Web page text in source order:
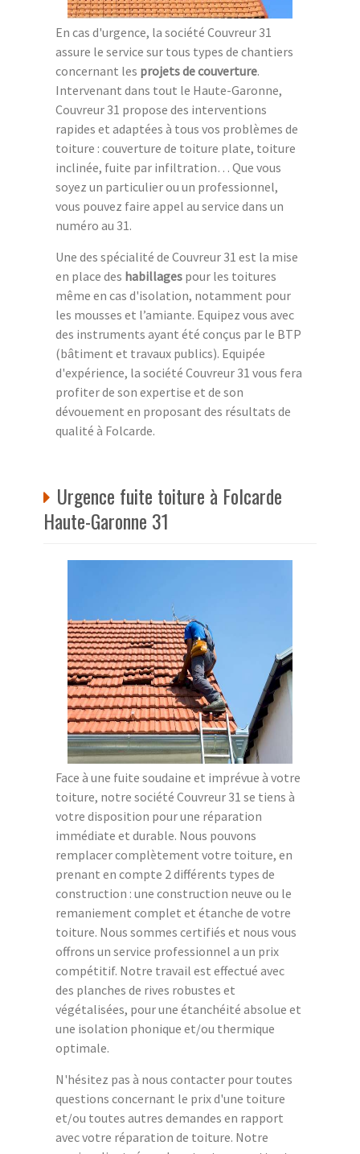
En cas d'urgence, la société Couvreur 31
assure le service sur tous types de chantiers
concernant les projets de couverture.
Intervenant dans tout le Haute-Garonne,
Couvreur 31 propose des interventions
rapides et adaptées à tous vos problèmes de
toiture : couverture de toiture plate, toiture
inclinée, fuite par infiltration… Que vous
soyez un particulier ou un professionnel,
vous pouvez faire appel au service dans un
numéro au 31.
Une des spécialité de Couvreur 31 est la mise
en place des habillages pour les toitures
même en cas d'isolation, notamment pour
les mousses et l’amiante. Equipez vous avec
des instruments ayant été conçus par le BTP
(bâtiment et travaux publics). Equipée
d'expérience, la société Couvreur 31 vous fera
profiter de son expertise et de son
dévouement en proposant des résultats de
qualité à Folcarde.
Urgence fuite toiture à Folcarde
Haute-Garonne 31
Face à une fuite soudaine et imprévue à votre
toiture, notre société Couvreur 31 se tiens à
votre disposition pour une réparation
immédiate et durable. Nous pouvons
remplacer complètement votre toiture, en
prenant en compte 2 différents types de
construction : une construction neuve ou le
remaniement complet et étanche de votre
toiture. Nous sommes certifiés et nous vous
offrons un service professionnel a un prix
compétitif. Notre travail est effectué avec
des planches de rives robustes et
végétalisées, pour une étanchéité absolue et
une isolation phonique et/ou thermique
optimale.
N'hésitez pas à nous contacter pour toutes
questions concernant le prix d'une toiture
et/ou toutes autres demandes en rapport
avec votre réparation de toiture. Notre